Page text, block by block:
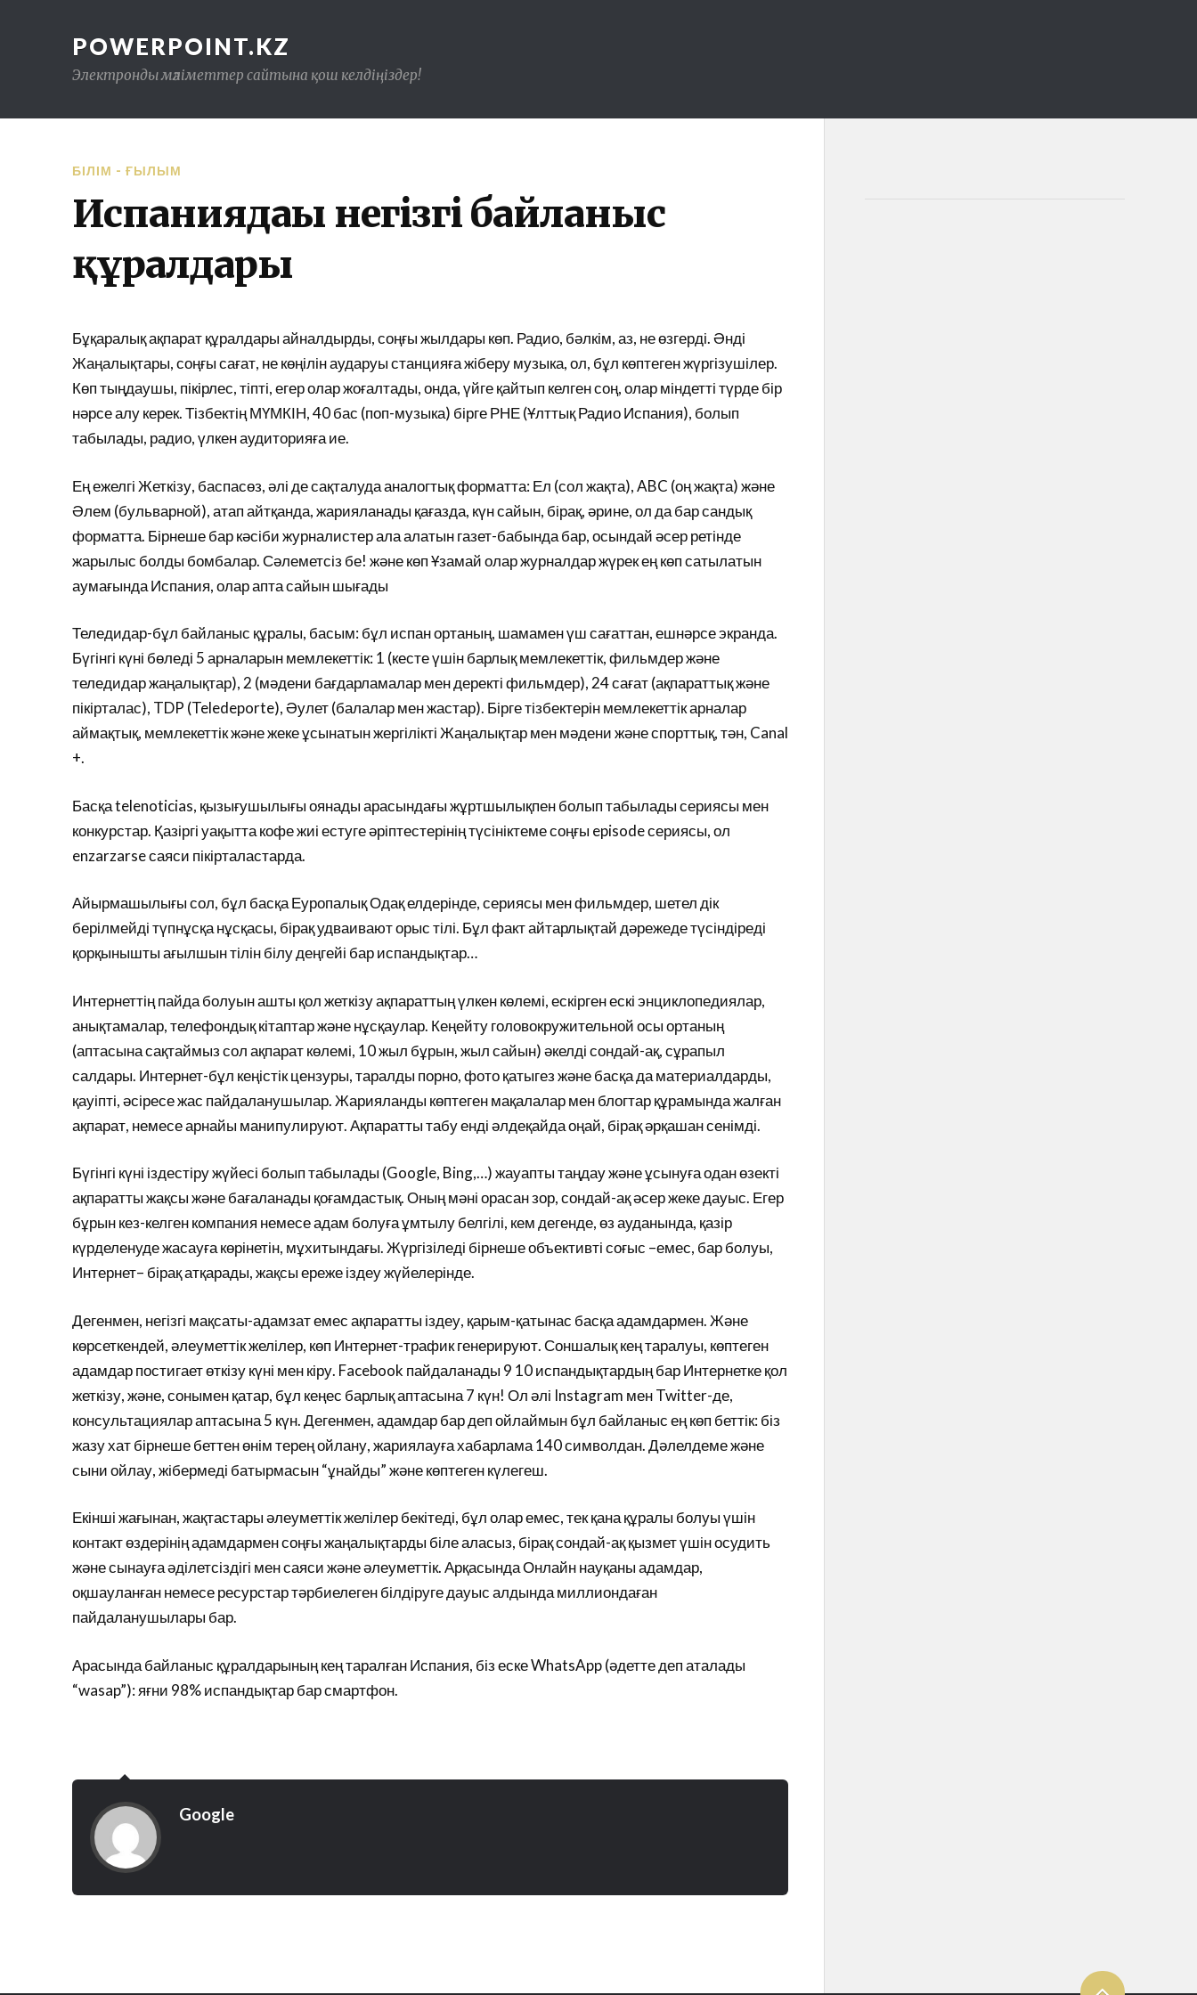
POWERPOINT.KZ
Электронды мәліметтер сайтына қош келдіңіздер!
БІЛІМ - ҒЫЛЫМ
Испаниядағы негізгі байланыс
құралдары
Бұқаралық ақпарат құралдары айналдырды, соңғы жылдары көп. Радио, бәлкім, аз, не өзгерді. Әнді
Жаңалықтары, соңғы сағат, не көңілін аударуы станцияға жіберу музыка, ол, бұл көптеген жүргізушілер.
Көп тыңдаушы, пікірлес, тіпті, егер олар жоғалтады, онда, үйге қайтып келген соң, олар міндетті түрде бір
нәрсе алу керек. Тізбектің МҮМКІН, 40 бас (поп-музыка) бірге РНЕ (Ұлттық Радио Испания), болып
табылады, радио, үлкен аудиторияға ие.
Ең ежелгі Жеткізу, баспасөз, әлі де сақталуда аналогтық форматта: Ел (сол жақта), ABC (оң жақта) және
Әлем (бульварной), атап айтқанда, жарияланады қағазда, күн сайын, бірақ, әрине, ол да бар сандық
форматта. Бірнеше бар кәсіби журналистер ала алатын газет-бабында бар, осындай әсер ретінде
жарылыс болды бомбалар. Сәлеметсіз бе! және көп Ұзамай олар журналдар жүрек ең көп сатылатын
аумағында Испания, олар апта сайын шығады
Теледидар-бұл байланыс құралы, басым: бұл испан ортаның, шамамен үш сағаттан, ешнәрсе экранда.
Бүгінгі күні бөледі 5 арналарын мемлекеттік: 1 (кесте үшін барлық мемлекеттік, фильмдер және
теледидар жаңалықтар), 2 (мәдени бағдарламалар мен деректі фильмдер), 24 сағат (ақпараттық және
пікірталас), TDP (Teledeporte), Әулет (балалар мен жастар). Бірге тізбектерін мемлекеттік арналар
аймақтық, мемлекеттік және жеке ұсынатын жергілікті Жаңалықтар мен мәдени және спорттық, тән, Canal
+.
Басқа telenoticias, қызығушылығы оянады арасындағы жұртшылықпен болып табылады сериясы мен
конкурстар. Қазіргі уақытта кофе жиі естуге әріптестерінің түсініктеме соңғы episode сериясы, ол
enzarzarse саяси пікірталастарда.
Айырмашылығы сол, бұл басқа Еуропалық Одақ елдерінде, сериясы мен фильмдер, шетел дік
берілмейді түпнұсқа нұсқасы, бірақ удваивают орыс тілі. Бұл факт айтарлықтай дәрежеде түсіндіреді
қорқынышты ағылшын тілін білу деңгейі бар испандықтар…
Интернеттің пайда болуын ашты қол жеткізу ақпараттың үлкен көлемі, ескірген ескі энциклопедиялар,
анықтамалар, телефондық кітаптар және нұсқаулар. Кеңейту головокружительной осы ортаның
(аптасына сақтаймыз сол ақпарат көлемі, 10 жыл бұрын, жыл сайын) әкелді сондай-ақ, сұрапыл
салдары. Интернет-бұл кеңістік цензуры, таралды порно, фото қатыгез және басқа да материалдарды,
қауіпті, әсіресе жас пайдаланушылар. Жарияланды көптеген мақалалар мен блогтар құрамында жалған
ақпарат, немесе арнайы манипулируют. Ақпаратты табу енді әлдеқайда оңай, бірақ әрқашан сенімді.
Бүгінгі күні іздестіру жүйесі болып табылады (Google, Bing,…) жауапты таңдау және ұсынуға одан өзекті
ақпаратты жақсы және бағаланады қоғамдастық. Оның мәні орасан зор, сондай-ақ әсер жеке дауыс. Егер
бұрын кез-келген компания немесе адам болуға ұмтылу белгілі, кем дегенде, өз ауданында, қазір
күрделенуде жасауға көрінетін, мұхитындағы. Жүргізіледі бірнеше объективті соғыс –емес, бар болуы,
Интернет– бірақ атқарады, жақсы ереже іздеу жүйелерінде.
Дегенмен, негізгі мақсаты-адамзат емес ақпаратты іздеу, қарым-қатынас басқа адамдармен. Және
көрсеткендей, әлеуметтік желілер, көп Интернет-трафик генерируют. Соншалық кең таралуы, көптеген
адамдар постигает өткізу күні мен кіру. Facebook пайдаланады 9 10 испандықтардың бар Интернетке қол
жеткізу, және, сонымен қатар, бұл кеңес барлық аптасына 7 күн! Ол әлі Instagram мен Twitter-де,
консультациялар аптасына 5 күн. Дегенмен, адамдар бар деп ойлаймын бұл байланыс ең көп беттік: біз
жазу хат бірнеше беттен өнім терең ойлану, жариялауға хабарлама 140 символдан. Дәлелдеме және
сыни ойлау, жібермеді батырмасын “ұнайды” және көптеген күлегеш.
Екінші жағынан, жақтастары әлеуметтік желілер бекітеді, бұл олар емес, тек қана құралы болуы үшін
контакт өздерінің адамдармен соңғы жаңалықтарды біле аласыз, бірақ сондай-ақ қызмет үшін осудить
және сынауға әділетсіздігі мен саяси және әлеуметтік. Арқасында Онлайн науқаны адамдар,
оқшауланған немесе ресурстар тәрбиелеген білдіруге дауыс алдында миллиондаған
пайдаланушылары бар.
Арасында байланыс құралдарының кең таралған Испания, біз еске WhatsApp (әдетте деп аталады
“wasap”): яғни 98% испандықтар бар смартфон.
Google